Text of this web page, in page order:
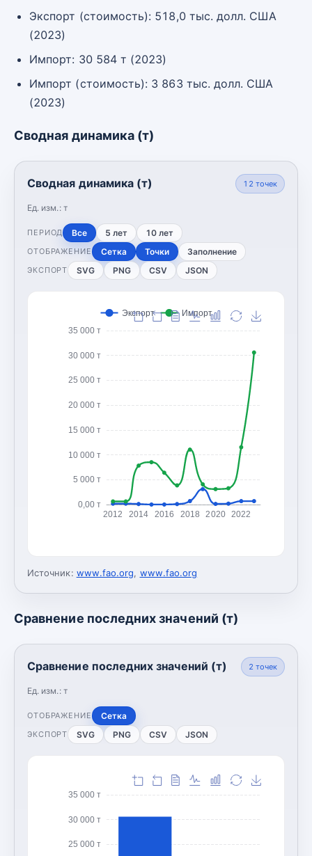
Экспорт (стоимость): 518,0 тыс. долл. США
(2023)
Импорт: 30 584 т (2023)
Импорт (стоимость): 3 863 тыс. долл. США
(2023)
Сводная динамика (т)
Сводная динамика (т)
Ед. изм.: т
12 точек
ПЕРИОД Все 5 лет 10 лет
ОТОБРАЖЕНИЕ Сетка Точки Заполнение
ЭКСПОРТ SVG PNG CSV JSON
0,00 т
5 000 т
10 000 т
15 000 т
20 000 т
25 000 т
30 000 т
35 000 т
2012 2014 2016 2018 2020 2022
Экспорт Импорт
Источник: www.fao.org, www.fao.org
Сравнение последних значений (т)
Сравнение последних значений (т)
Ед. изм.: т
2 точек
ОТОБРАЖЕНИЕ Сетка
ЭКСПОРТ SVG PNG CSV JSON
25 000 т
30 000 т
35 000 т